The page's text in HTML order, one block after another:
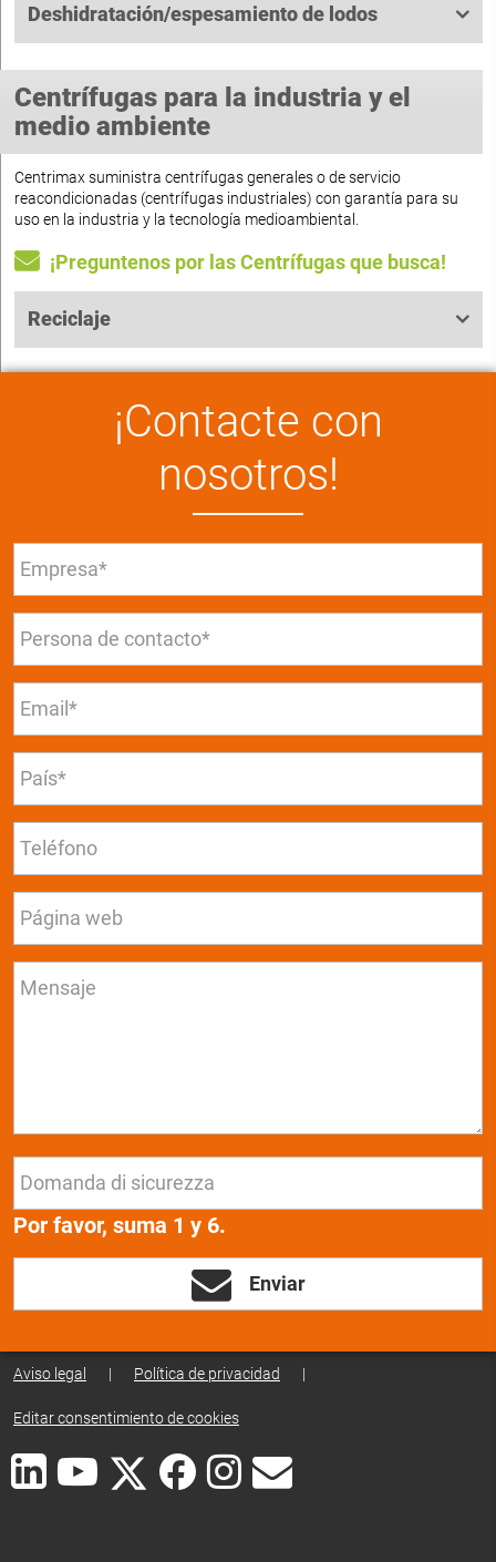
Deshidratación/espesamiento de lodos
Centrífugas para la industria y el
medio ambiente
Centrimax suministra centrífugas generales o de servicio
reacondicionadas (centrífugas industriales) con garantía para su
uso en la industria y la tecnología medioambiental.
¡Preguntenos por las Centrífugas que busca!
Reciclaje
¡Contacte con
nosotros!
Por favor, suma 1 y 6.
Enviar
Aviso legal | Política de privacidad |
Editar consentimiento de cookies